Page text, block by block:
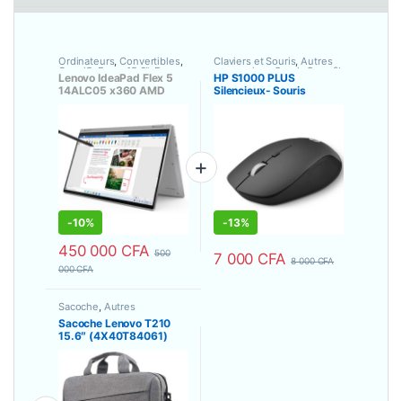
Ordinateurs,Convertibles,
Core i5 Ecran 15.6", Ecran
tactile,Portatifs,
Processeur AMD
Lenovo IdeaPad Flex 5
14ALC05 x360 AMD
14 Pouces tactile
-10%
450 000 CFA 500
000CFA
Claviers et Souris,Autres
accessoires,Souris Sans fil
HP S1000 PLUS
Silencieux- Souris
-13%
7 000 CFA 8 000CFA
Sacoche, Autres
accessoires
Sacoche Lenovo T210
15.6″ (4X40T84061)